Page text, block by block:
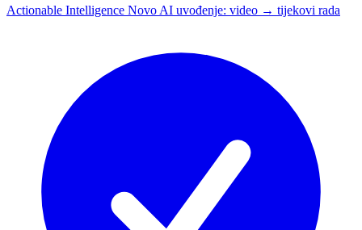
Actionable Intelligence Novo AI uvođenje: video → tijekovi rada